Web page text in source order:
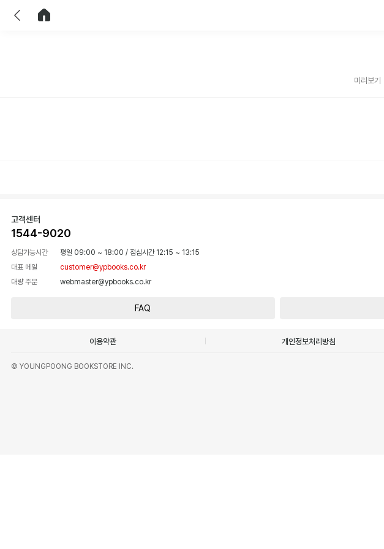
미리보기
고객센터
1544-9020
상담가능시간 평일 09:00 ~ 18:00 / 점심시간 12:15 ~ 13:15
대표 메일
customer@ypbooks.co.kr
대량 주문
webmaster@ypbooks.co.kr
FAQ
이용약관 개인정보처리방침
© YOUNGPOONG BOOKSTORE INC.